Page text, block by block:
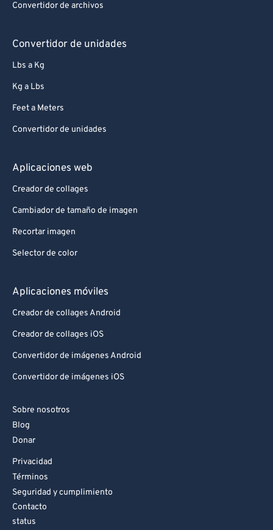
Convertidor de archivos
Convertidor de unidades
Lbs a Kg
Kg a Lbs
Feet a Meters
Convertidor de unidades
Aplicaciones web
Creador de collages
Cambiador de tamaño de imagen
Recortar imagen
Selector de color
Aplicaciones móviles
Creador de collages Android
Creador de collages iOS
Convertidor de imágenes Android
Convertidor de imágenes iOS
Sobre nosotros
Blog
Donar
Privacidad
Términos
Seguridad y cumplimiento
Contacto
status